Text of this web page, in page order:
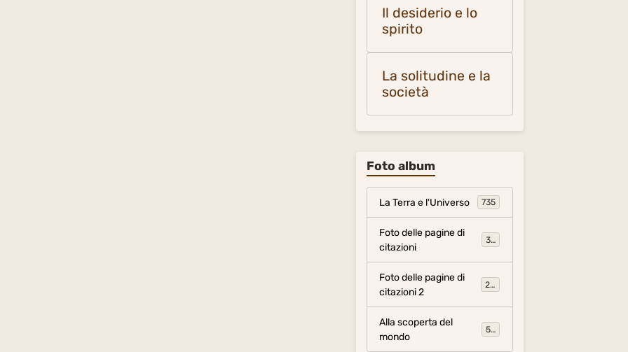
Il desiderio e lo
spirito
La solitudine e la
società
Foto album
La Terra e l'Universo 735
Foto delle pagine di
citazioni
317
Foto delle pagine di
citazioni 2
281
Alla scoperta del
mondo
54